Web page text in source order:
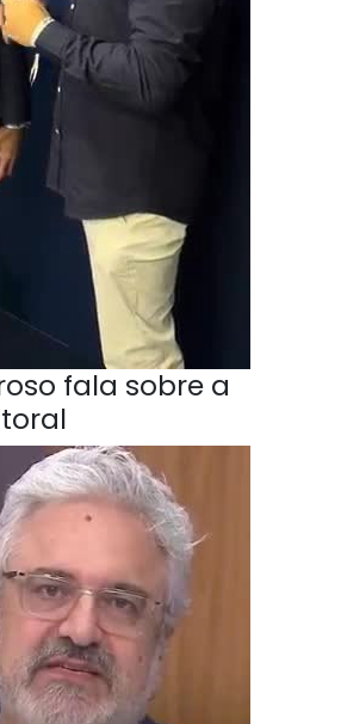
fala sobre a